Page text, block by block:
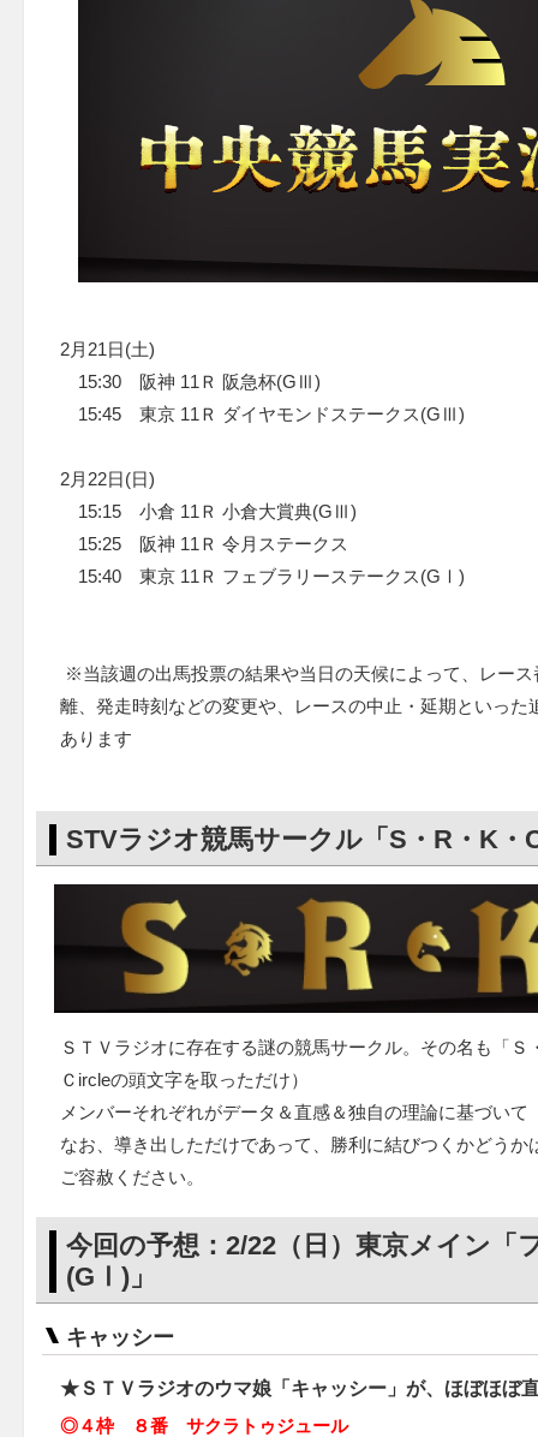
2月21日(土)
15:30 阪神 11Ｒ 阪急杯(GⅢ)
15:45 東京 11Ｒ ダイヤモンドステークス(GⅢ)
2月22日(日)
15:15 小倉 11Ｒ 小倉大賞典(GⅢ)
15:25 阪神 11Ｒ 令月ステークス
15:40 東京 11Ｒ フェブラリーステークス(GⅠ)
※当該週の出馬投票の結果や当日の天候によって、レー
離、発走時刻などの変更や、レースの中止・延期といっ
あります
STVラジオ競馬サークル「S・R・K・
ＳＴＶラジオに存在する謎の競馬サークル。その名も「Ｓ
Ｃircleの頭文字を取っただけ）
メンバーそれぞれがデータ＆直感＆独自の理論に基づい
なお、導き出しただけであって、勝利に結びつくかどう
ご容赦ください。
今回の予想：2/22（日）東京メイン「
(GⅠ)」
キャッシー
★ＳＴＶラジオのウマ娘「キャッシー」が、ほぼほぼ
◎４枠 ８番 サクラトゥジュール